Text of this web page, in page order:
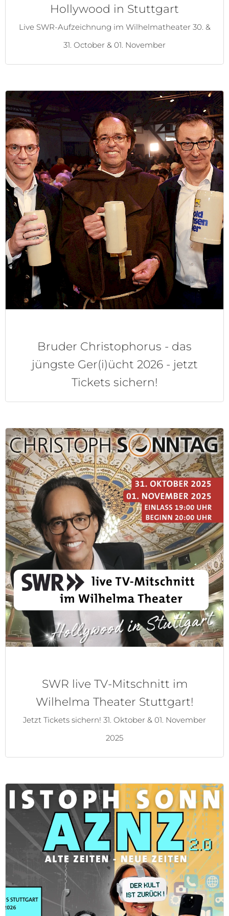
Hollywood in Stuttgart
Live SWR-Aufzeichnung im Wilhelmatheater 30. &
31. October & 01. November
Bruder Christophorus - das
jüngste Ger(i)ücht 2026 - jetzt
Tickets sichern!
SWR live TV-Mitschnitt im
Wilhelma Theater Stuttgart!
Jetzt Tickets sichern! 31. Oktober & 01. November
2025